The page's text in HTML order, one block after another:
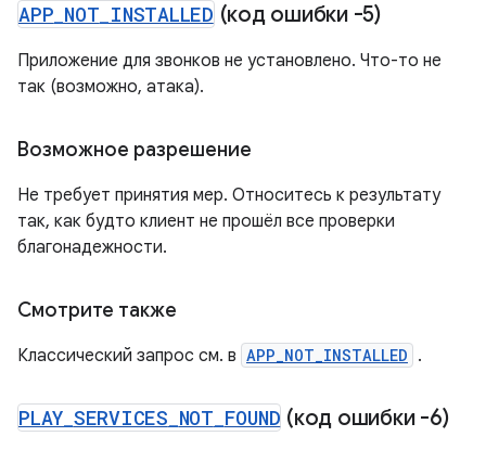
APP NOT INSTALLED (код ошибки -5)
Приложение для звонков не установлено. Что-то не
так (возможно, атака).
Возможное разрешение
Не требует принятия мер. Относитесь к результату
так, как будто клиент не прошёл все проверки
благонадежности.
Смотрите также
Классический запрос см. в APP_NOT_INSTALLED .
PLAY SERVICES NOT FOUND (код ошибки -6)